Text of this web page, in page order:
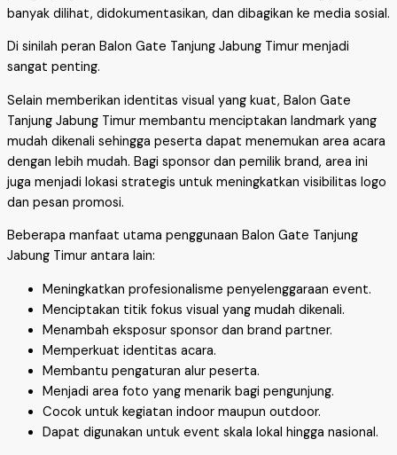
banyak dilihat, didokumentasikan, dan dibagikan ke media sosial.
Di sinilah peran Balon Gate Tanjung Jabung Timur menjadi
sangat penting.
Selain memberikan identitas visual yang kuat, Balon Gate
Tanjung Jabung Timur membantu menciptakan landmark yang
mudah dikenali sehingga peserta dapat menemukan area acara
dengan lebih mudah. Bagi sponsor dan pemilik brand, area ini
juga menjadi lokasi strategis untuk meningkatkan visibilitas logo
dan pesan promosi.
Beberapa manfaat utama penggunaan Balon Gate Tanjung
Jabung Timur antara lain:
Meningkatkan profesionalisme penyelenggaraan event.
Menciptakan titik fokus visual yang mudah dikenali.
Menambah eksposur sponsor dan brand partner.
Memperkuat identitas acara.
Membantu pengaturan alur peserta.
Menjadi area foto yang menarik bagi pengunjung.
Cocok untuk kegiatan indoor maupun outdoor.
Dapat digunakan untuk event skala lokal hingga nasional.